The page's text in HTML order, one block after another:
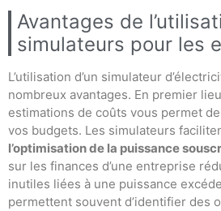
Avantages de
simulateurs pour les
L’utilisation d’un simulateur
nombreux avantages. En premier
estimations de coûts vous permet
vos budgets. Les simulateurs
l’optimisation de la puissance
sur les finances d’une entreprise
inutiles liées à une puissance
permettent souvent d’identifier des